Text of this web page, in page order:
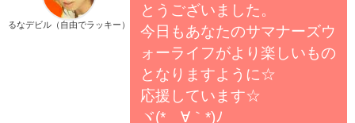
るなデビル（自由でラッキー）
とうございました。
今日もあなたのサマナーズウ
ォーライフがより楽しいもの
となりますように☆
応援しています☆
ヾ(*´∀｀*)ﾉ